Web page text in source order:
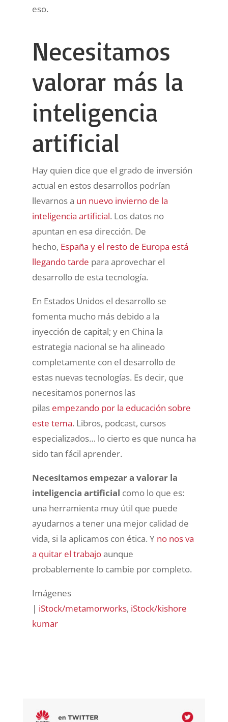
eso.
Necesitamos
valorar más la
inteligencia
artificial
Hay quien dice que el grado de inversión
actual en estos desarrollos podrían
llevarnos a un nuevo invierno de la
inteligencia artificial. Los datos no
apuntan en esa dirección. De
hecho, España y el resto de Europa está
llegando tarde para aprovechar el
desarrollo de esta tecnología.
En Estados Unidos el desarrollo se
fomenta mucho más debido a la
inyección de capital; y en China la
estrategia nacional se ha alineado
completamente con el desarrollo de
estas nuevas tecnologías. Es decir, que
necesitamos ponernos las
pilas empezando por la educación sobre
este tema. Libros, podcast, cursos
especializados… lo cierto es que nunca ha
sido tan fácil aprender.
Necesitamos empezar a valorar la
inteligencia artificial como lo que es:
una herramienta muy útil que puede
ayudarnos a tener una mejor calidad de
vida, si la aplicamos con ética. Y no nos va
a quitar el trabajoaunque
probablemente lo cambie por completo.
Imágenes
| iStock/metamorworks, iStock/kishore
kumar